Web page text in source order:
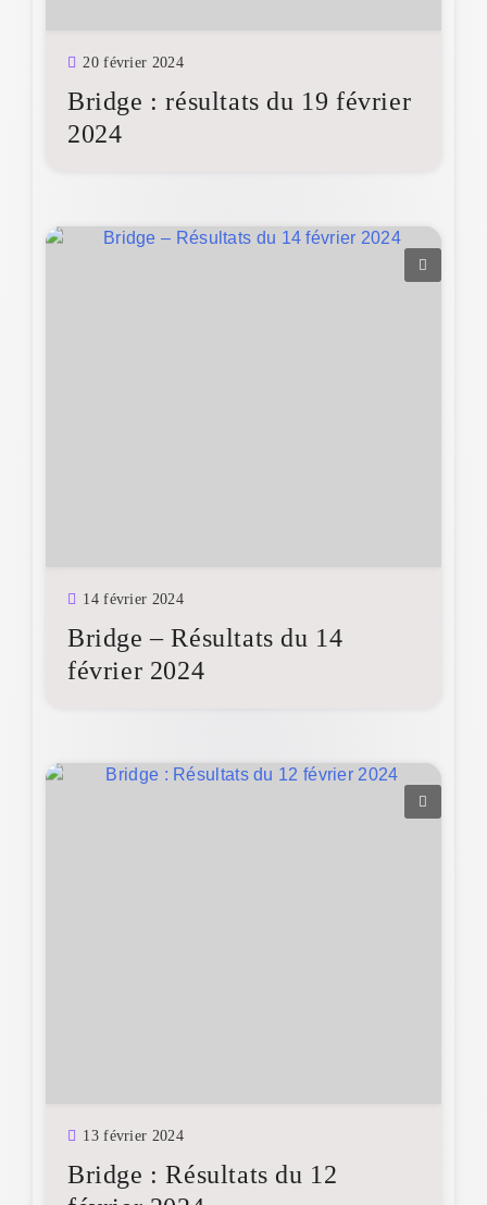
20 février 2024
Bridge : résultats du 19 février
2024
14 février 2024
Bridge – Résultats du 14
février 2024
13 février 2024
Bridge : Résultats du 12